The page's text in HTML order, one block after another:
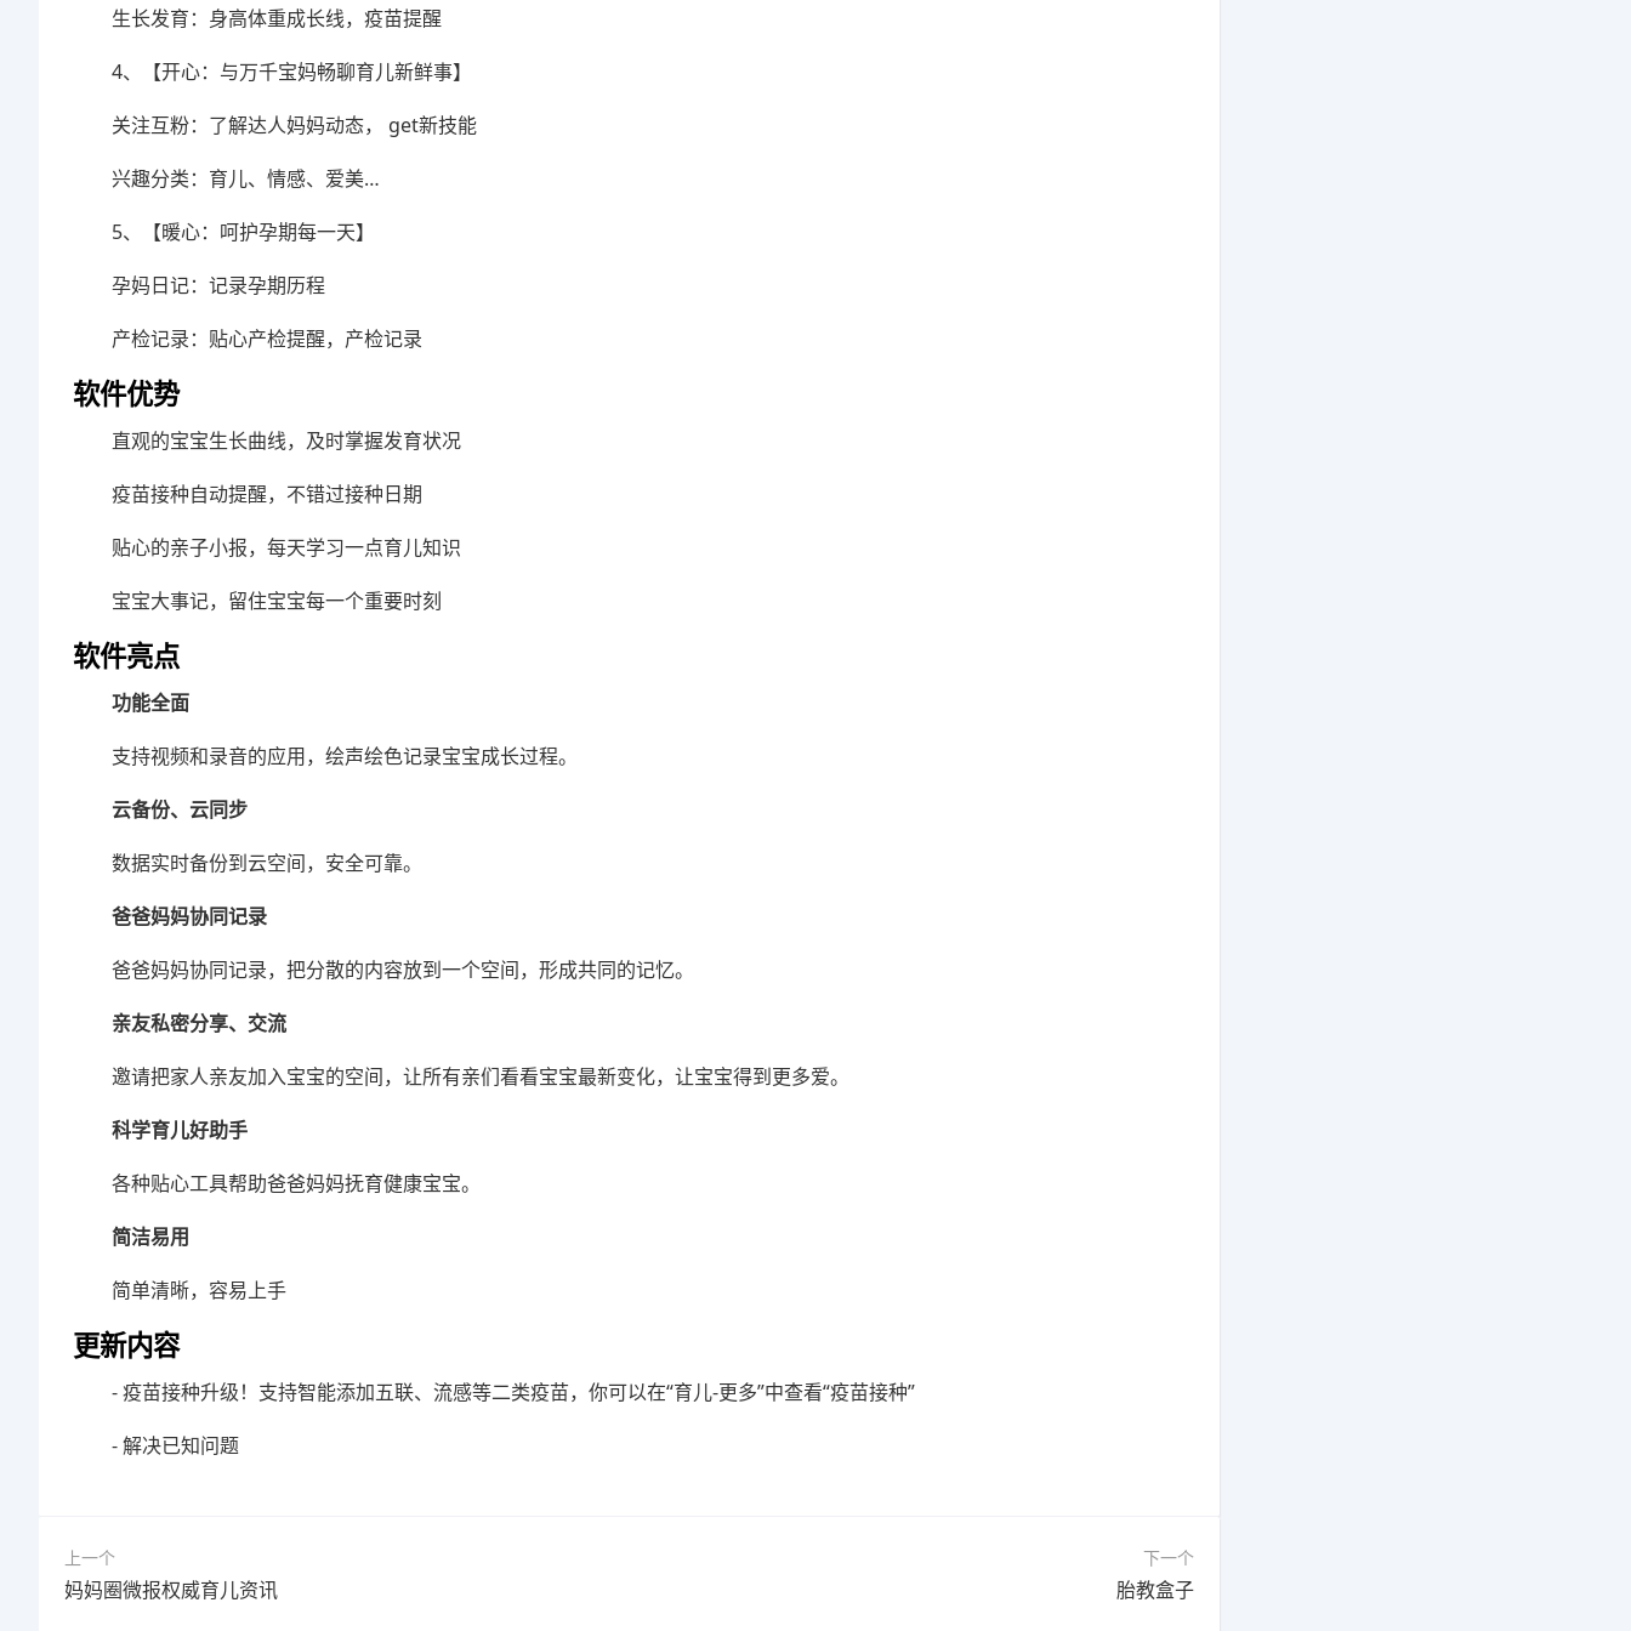
生长发育：身高体重成长线，疫苗提醒
4、【开心：与万千宝妈畅聊育儿新鲜事】
关注互粉：了解达人妈妈动态， get新技能
兴趣分类：育儿、情感、爱美…
5、【暖心：呵护孕期每一天】
孕妈日记：记录孕期历程
产检记录：贴心产检提醒，产检记录
软件优势
直观的宝宝生长曲线，及时掌握发育状况
疫苗接种自动提醒，不错过接种日期
贴心的亲子小报，每天学习一点育儿知识
宝宝大事记，留住宝宝每一个重要时刻
软件亮点
功能全面
支持视频和录音的应用，绘声绘色记录宝宝成长过程。
云备份、云同步
数据实时备份到云空间，安全可靠。
爸爸妈妈协同记录
爸爸妈妈协同记录，把分散的内容放到一个空间，形成共同的记忆。
亲友私密分享、交流
邀请把家人亲友加入宝宝的空间，让所有亲们看看宝宝最新变化，让宝宝得到更多爱。
科学育儿好助手
各种贴心工具帮助爸爸妈妈抚育健康宝宝。
简洁易用
简单清晰，容易上手
更新内容
- 疫苗接种升级！支持智能添加五联、流感等二类疫苗，你可以在“育儿-更多”中查看“疫苗接种”
- 解决已知问题
上一个
妈妈圈微报权威育儿资讯
下一个
胎教盒子